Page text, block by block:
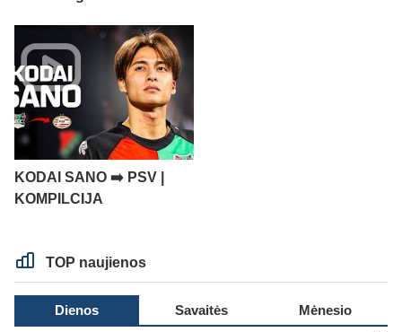
KODAI SANO ➡️ PSV |
KOMPILCIJA
TOP naujienos
Dienos Savaitės Mėnesio